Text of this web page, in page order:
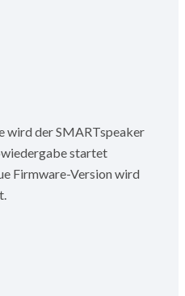
wird der SMARTspeaker
startet
Firmware-Version wird